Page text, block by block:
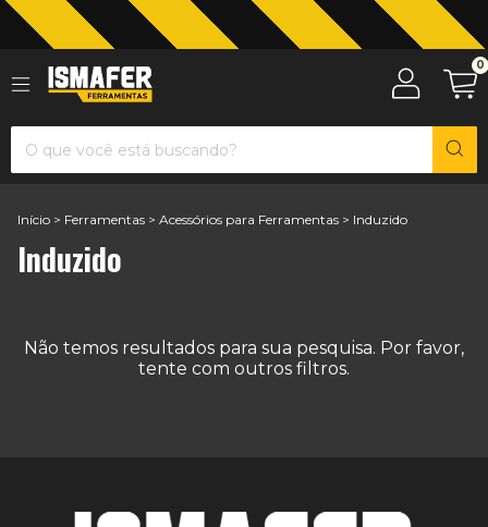
Jardinagem com The Black Tools
0
Início > Ferramentas > Acessórios para Ferramentas > Induzido
Induzido
Não temos resultados para sua pesquisa. Por favor,
tente com outros filtros.